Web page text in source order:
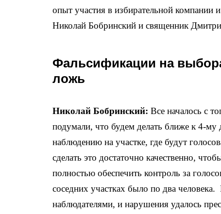
опыт участия в избирательной
Николай Бобринский и священник
Фальсификации на
ложь
Николай Бобринский: Все началось с
подумали, что будем делать ближе к 4-
наблюдению на участке, где будут
сделать это достаточно качественно,
полностью обеспечить контроль за
соседних участках было по два
наблюдателями, и нарушения удалось